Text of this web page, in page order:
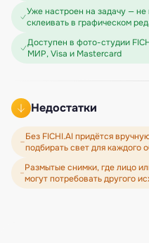
Уже настроен на задачу —
склеивать в графическом
Доступен в фото-студии
МИР, Visa и Mastercard
Недостатки
Без FICHI.AI придётся
подбирать свет для каждого
Размытые снимки, где лицо
могут потребовать другого